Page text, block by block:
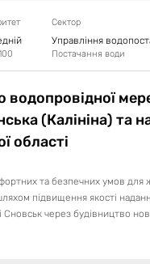
Сектор
Управління
Постачання води
водопровідної
(Калініна) та
області
та безпечних умов для
підвищення якості
Сновськ через будівництво